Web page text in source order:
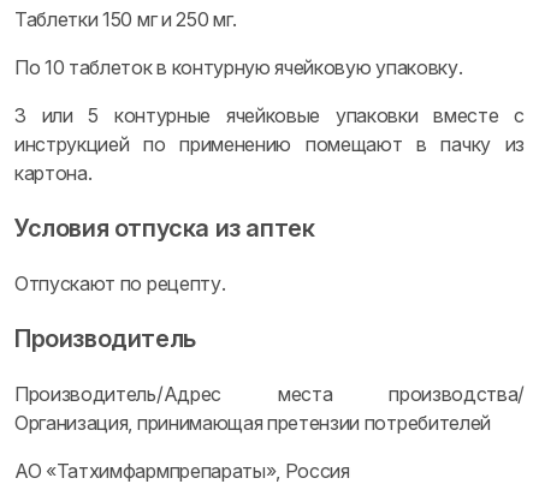
Таблетки 150 мг и 250 мг.
По 10 таблеток в контурную ячейковую упаковку.
3 или 5 контурные ячейковые упаковки вместе с
инструкцией по применению помещают в пачку из
картона.
Условия отпуска из аптек
Отпускают по рецепту.
Производитель
Производитель/Адрес места производства/
Организация, принимающая претензии потребителей
АО «Татхимфармпрепараты», Россия